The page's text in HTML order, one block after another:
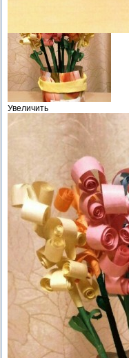
Увеличить